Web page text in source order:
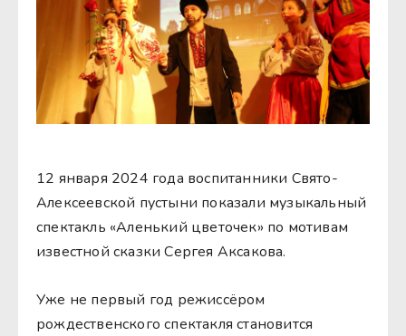
12 января 2024 года воспитанники Свято-
Алексеевской пустыни показали музыкальный
спектакль «Аленький цветочек» по мотивам
известной сказки Сергея Аксакова.
Уже не первый год режиссёром
рождественского спектакля становится